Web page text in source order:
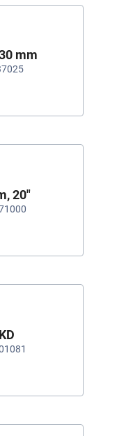
mm
20"